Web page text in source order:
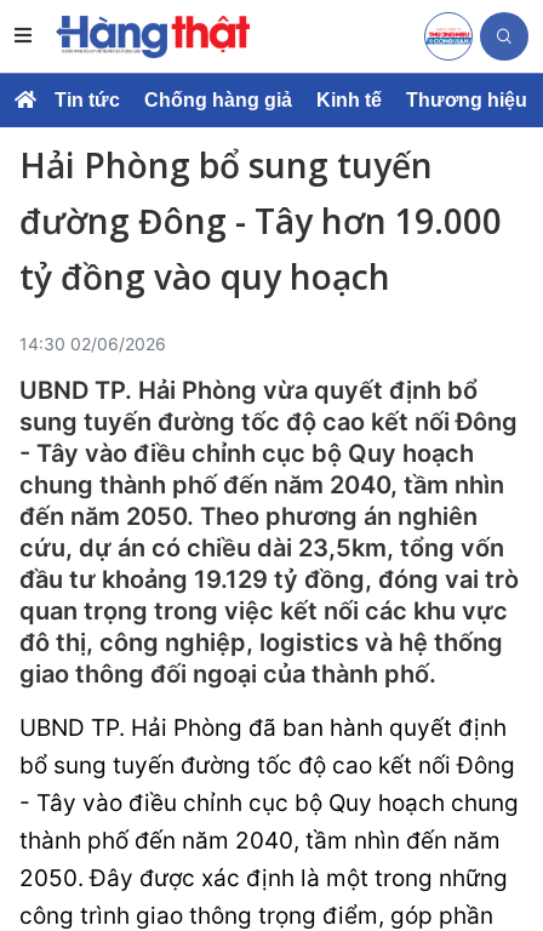
Tin tức Chống hàng giả Kinh tế Thương hiệu
Hải Phòng bổ sung tuyến
đường Đông - Tây hơn 19.000
tỷ đồng vào quy hoạch
14:30 02/06/2026
UBND TP. Hải Phòng vừa quyết định bổ
sung tuyến đường tốc độ cao kết nối Đông
- Tây vào điều chỉnh cục bộ Quy hoạch
chung thành phố đến năm 2040, tầm nhìn
đến năm 2050. Theo phương án nghiên
cứu, dự án có chiều dài 23,5km, tổng vốn
đầu tư khoảng 19.129 tỷ đồng, đóng vai trò
quan trọng trong việc kết nối các khu vực
đô thị, công nghiệp, logistics và hệ thống
giao thông đối ngoại của thành phố.
UBND TP. Hải Phòng đã ban hành quyết định
bổ sung tuyến đường tốc độ cao kết nối Đông
- Tây vào điều chỉnh cục bộ Quy hoạch chung
thành phố đến năm 2040, tầm nhìn đến năm
2050. Đây được xác định là một trong những
công trình giao thông trọng điểm, góp phần